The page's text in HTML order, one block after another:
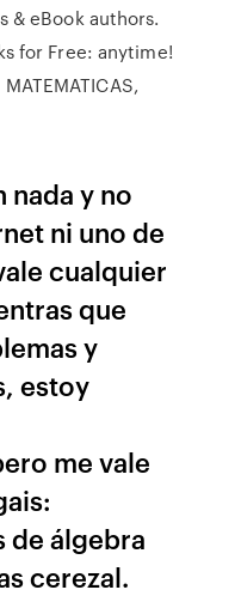
& eBook authors.
for Free: anytime!
MATEMATICAS,
nada y no
ni uno de
cualquier
que
y
estoy
me vale
de álgebra
cerezal.